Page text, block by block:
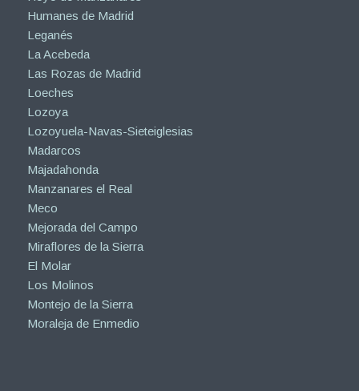
Humanes de Madrid
Leganés
La Acebeda
Las Rozas de Madrid
Loeches
Lozoya
Lozoyuela-Navas-Sieteiglesias
Madarcos
Majadahonda
Manzanares el Real
Meco
Mejorada del Campo
Miraflores de la Sierra
El Molar
Los Molinos
Montejo de la Sierra
Moraleja de Enmedio